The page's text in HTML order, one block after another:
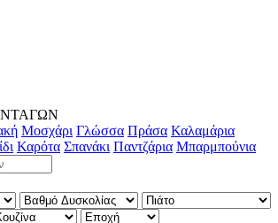
Μοσχάρι Γλώσσα Πράσα Καλαμάρια
Καρότα Σπανάκι Παντζάρια Μπαρμπούνια